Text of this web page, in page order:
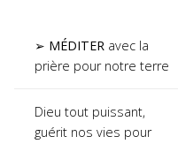
➢ MÉDITER avec la
prière pour notre terre
Dieu tout puissant,
guérit nos vies pour